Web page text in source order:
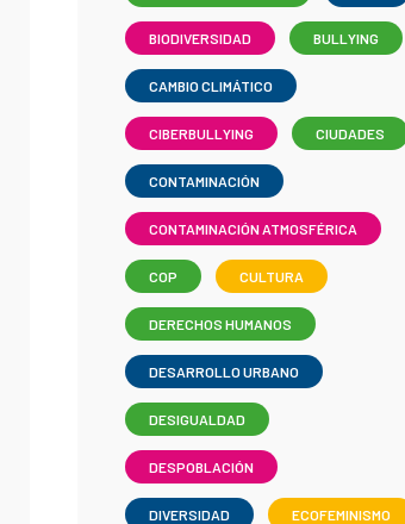
BIODIVERSIDAD BULLYING
CAMBIO CLIMÁTICO
CIBERBULLYING CIUDADES
CONTAMINACIÓN
CONTAMINACIÓN ATMOSFÉRICA
COP CULTURA
DERECHOS HUMANOS
DESARROLLO URBANO
DESIGUALDAD
DESPOBLACIÓN
DIVERSIDAD ECOFEMINISMO